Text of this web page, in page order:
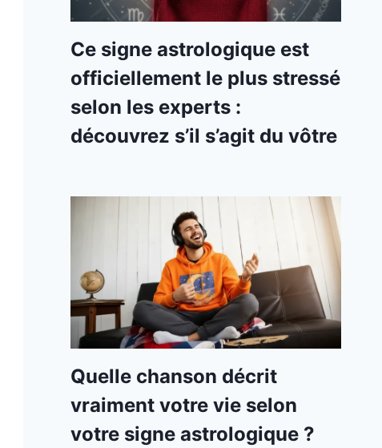
Ce signe astrologique est
officiellement le plus stressé
selon les experts :
découvrez s’il s’agit du vôtre
Quelle chanson décrit
vraiment votre vie selon
votre signe astrologique ?